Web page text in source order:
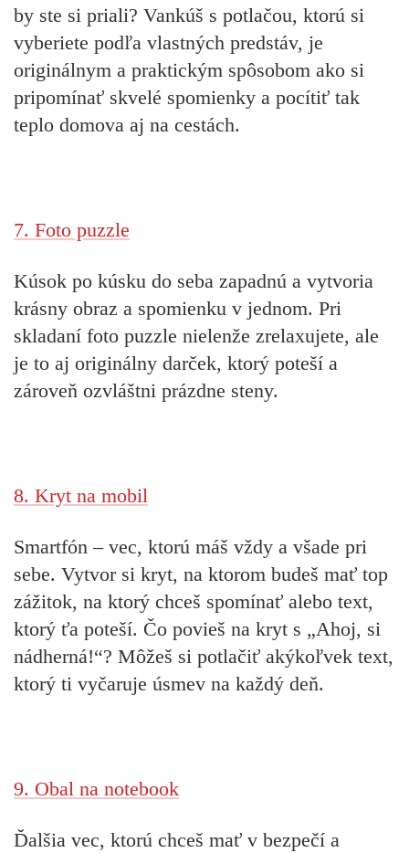
by ste si priali? Vankúš s potlačou, ktorú si
vyberiete podľa vlastných predstáv, je
originálnym a praktickým spôsobom ako si
pripomínať skvelé spomienky a pocítiť tak
teplo domova aj na cestách.
7. Foto puzzle
Kúsok po kúsku do seba zapadnú a vytvoria
krásny obraz a spomienku v jednom. Pri
skladaní foto puzzle nielenže zrelaxujete, ale
je to aj originálny darček, ktorý poteší a
zároveň ozvláštni prázdne steny.
8. Kryt na mobil
Smartfón – vec, ktorú máš vždy a všade pri
sebe. Vytvor si kryt, na ktorom budeš mať top
zážitok, na ktorý chceš spomínať alebo text,
ktorý ťa poteší. Čo povieš na kryt s „Ahoj, si
nádherná!“? Môžeš si potlačiť akýkoľvek text,
ktorý ti vyčaruje úsmev na každý deň.
9. Obal na notebook
Ďalšia vec, ktorú chceš mať v bezpečí a